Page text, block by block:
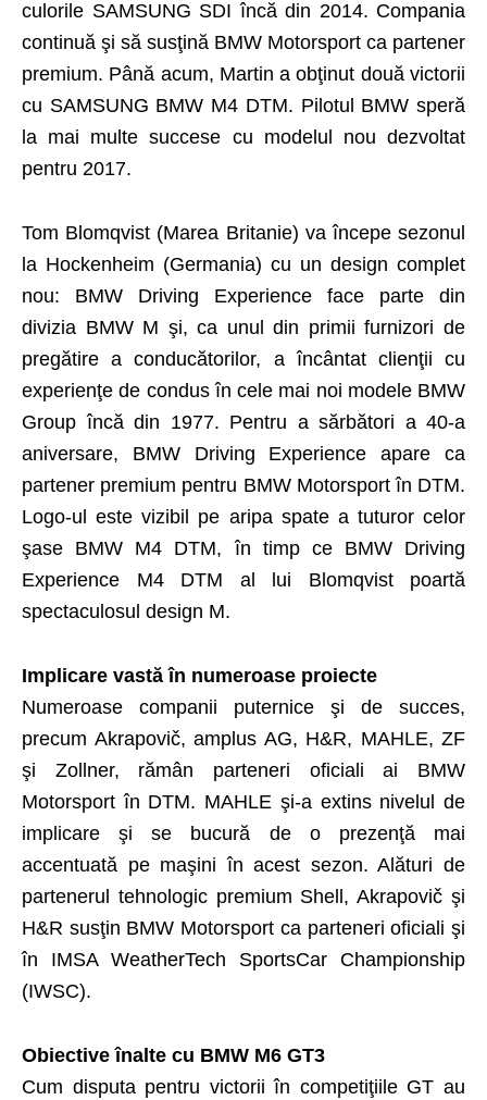
culorile SAMSUNG SDI încă din 2014. Compania
continuă şi să susţină BMW Motorsport ca partener
premium. Până acum, Martin a obţinut două victorii
cu SAMSUNG BMW M4 DTM. Pilotul BMW speră
la mai multe succese cu modelul nou dezvoltat
pentru 2017.
Tom Blomqvist (Marea Britanie) va începe sezonul
la Hockenheim (Germania) cu un design complet
nou: BMW Driving Experience face parte din
divizia BMW M şi, ca unul din primii furnizori de
pregătire a conducătorilor, a încântat clienţii cu
experienţe de condus în cele mai noi modele BMW
Group încă din 1977. Pentru a sărbători a 40-a
aniversare, BMW Driving Experience apare ca
partener premium pentru BMW Motorsport în DTM.
Logo-ul este vizibil pe aripa spate a tuturor celor
şase BMW M4 DTM, în timp ce BMW Driving
Experience M4 DTM al lui Blomqvist poartă
spectaculosul design M.
Implicare vastă în numeroase proiecte
Numeroase companii puternice şi de succes,
precum Akrapovič, amplus AG, H&R, MAHLE, ZF
şi Zollner, rămân parteneri oficiali ai BMW
Motorsport în DTM. MAHLE şi-a extins nivelul de
implicare şi se bucură de o prezenţă mai
accentuată pe maşini în acest sezon. Alături de
partenerul tehnologic premium Shell, Akrapovič şi
H&R susţin BMW Motorsport ca parteneri oficiali şi
în IMSA WeatherTech SportsCar Championship
(IWSC).
Obiective înalte cu BMW M6 GT3
Cum disputa pentru victorii în competiţiile GT au